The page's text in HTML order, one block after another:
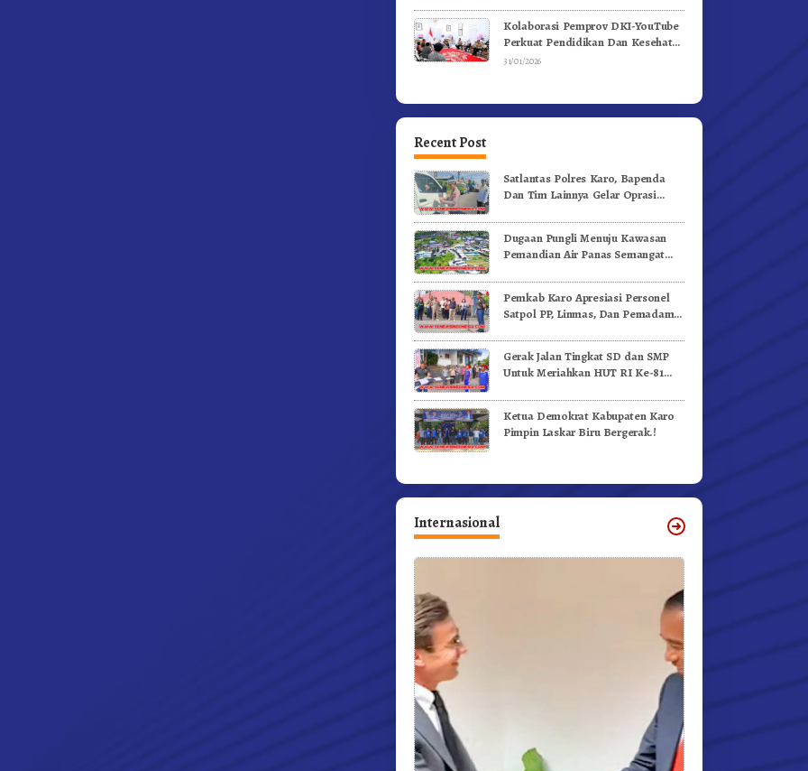
Kolaborasi Pemprov DKI-YouTube
Perkuat Pendidikan Dan Kesehatan
Mental
31/01/2026
Recent Post
Satlantas Polres Karo, Bapenda
Dan Tim Lainnya Gelar Oprasi
Dugaan Pungli Menuju Kawasan
Pemandian Air Panas Semangat
Videokan!
Pemkab Karo Apresiasi Personel
Satpol PP, Linmas, Dan Pemadam
Gerak Jalan Tingkat SD dan SMP
Untuk Meriahkan HUT RI Ke-81
Ketua Demokrat Kabupaten Karo
Pimpin Laskar Biru Bergerak.!
Internasional